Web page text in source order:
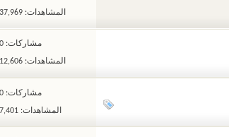
المشاهدات: 37,969
مشاركات: 0
المشاهدات: 12,606
مشاركات: 0
المشاهدات: 7,401